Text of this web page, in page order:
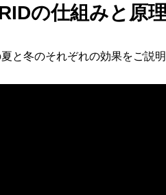
の仕組みと原
と冬のそれぞれの効果をご説